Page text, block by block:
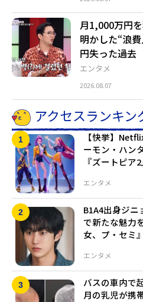
エンタメ
月1,000万円
明かした“浪
円失った過去
2026.08.07
アクセスランキン
エンタメ
【快挙】
ーモン・ハン
『ズートピア
エンタメ
B1A4出身ジ
で新たな魅力
女、プ・セミ』
バスの車内で
月の乳児が携